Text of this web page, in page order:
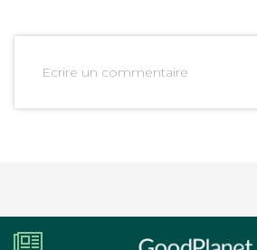
Ecrire un commentaire